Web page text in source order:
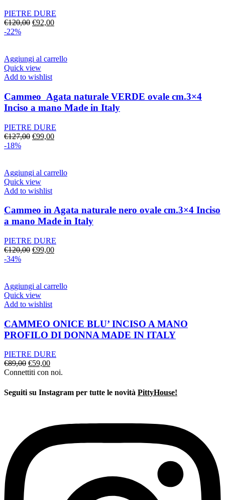
PIETRE DURE
€120,00 Il
€120,00.
€92,00Il
€92,00.
-22%
Aggiungi al carrello
Quick view
Add to wishlist
Cammeo Agata naturale VERDE ovale cm.3×4
Inciso a mano Made in Italy
PIETRE DURE
€127,00 Il
€127,00.
€99,00Il
€99,00.
-18%
Aggiungi al carrello
Quick view
Add to wishlist
Cammeo in Agata naturale nero ovale cm.3×4 Inciso
a mano Made in Italy
PIETRE DURE
€120,00 Il
€120,00.
€99,00Il
€99,00.
-34%
Aggiungi al carrello
Quick view
Add to wishlist
CAMMEO ONICE BLU’ INCISO A MANO
PROFILO DI DONNA MADE IN ITALY
PIETRE DURE
€89,00 Il
prezzo
era:
€59,00Il
prezzo
è:
€59,00.
Connettiti con noi.
Seguiti su Instagram per tutte le novità PittyHouse!